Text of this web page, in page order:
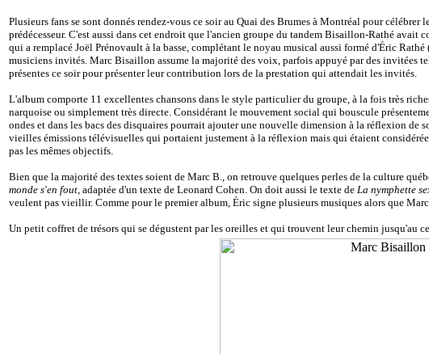
Plusieurs fans se sont donnés rendez-vous ce soir au Quai des Brumes à Montréal pour
prédécesseur. C'est aussi dans cet endroit que l'ancien groupe du tandem Bisaillon-Rathé avait
qui a remplacé Joël Prénovault à la basse, complétant le noyau musical aussi formé d'Éric
musiciens invités. Marc Bisaillon assume la majorité des voix, parfois appuyé par des
présentes ce soir pour présenter leur contribution lors de la prestation qui attendait les invités.
L'album comporte 11 excellentes chansons dans le style particulier du groupe, à la fois très
narquoise ou simplement très directe. Considérant le mouvement social qui bouscule
ondes et dans les bacs des disquaires pourrait ajouter une nouvelle dimension à la réflexion de
vieilles émissions télévisuelles qui portaient justement à la réflexion mais qui étaient
pas les mêmes objectifs.
Bien que la majorité des textes soient de Marc B., on retrouve quelques perles de la culture
monde s'en fout, adaptée d'un texte de Leonard Cohen. On doit aussi le texte de La nymphette
veulent pas vieillir. Comme pour le premier album, Éric signe plusieurs musiques alors que
Un petit coffret de trésors qui se dégustent par les oreilles et qui trouvent leur chemin jusqu'au